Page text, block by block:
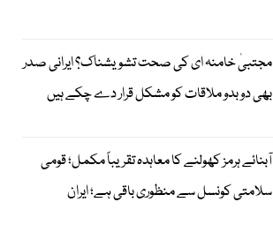
مجتبیٰ خامنہ ای کی صحت تشویشناک؟ ایرانی صدر
بھی دوبدو ملاقات کو مشکل قرار دے چکے ہیں
آبنائے ہرمز کھولنے کا معاہدہ تقریباً مکمل؛ قومی
سلامتی کونسل سے منظوری باقی ہے؛ ایران